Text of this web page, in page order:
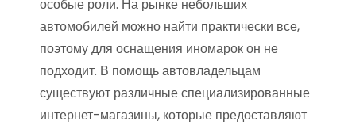
особые роли. На рынке небольших
автомобилей можно найти практически все,
поэтому для оснащения иномарок он не
подходит. В помощь автовладельцам
существуют различные специализированные
интернет-магазины, которые предоставляют